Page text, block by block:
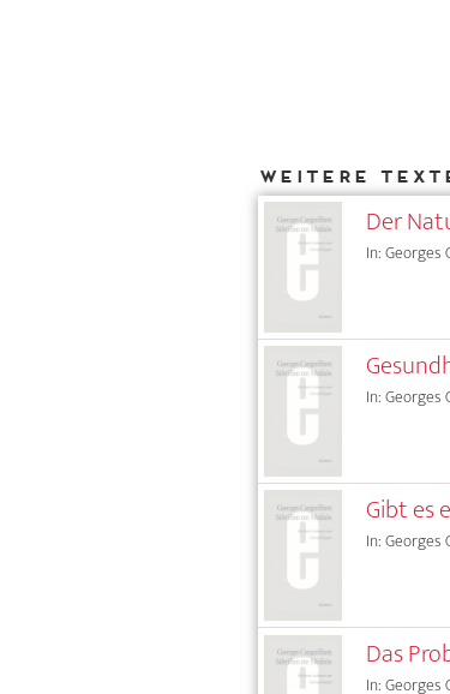
Weitere
Der
In: Georges
In: Georges
Gibt es
In: Georges
Das
In: Georges